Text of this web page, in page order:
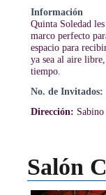
Información
Quinta Soledad
marco perfecto
espacio para
ya sea al aire
tiempo.
No. de Invitados:
Dirección:
Salón